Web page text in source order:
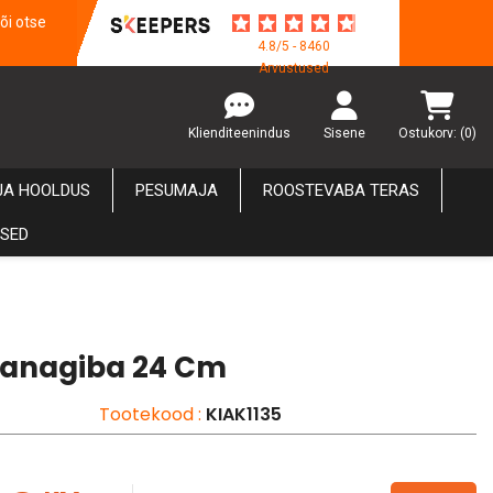
otse
4.8/5 - 8460
Arvustused
Klienditeenindus Sisene Ostukorv: (0)
HOOLDUS PESUMAJA ROOSTEVABA TERAS
24 Cm
Tootekood : KIAK1135